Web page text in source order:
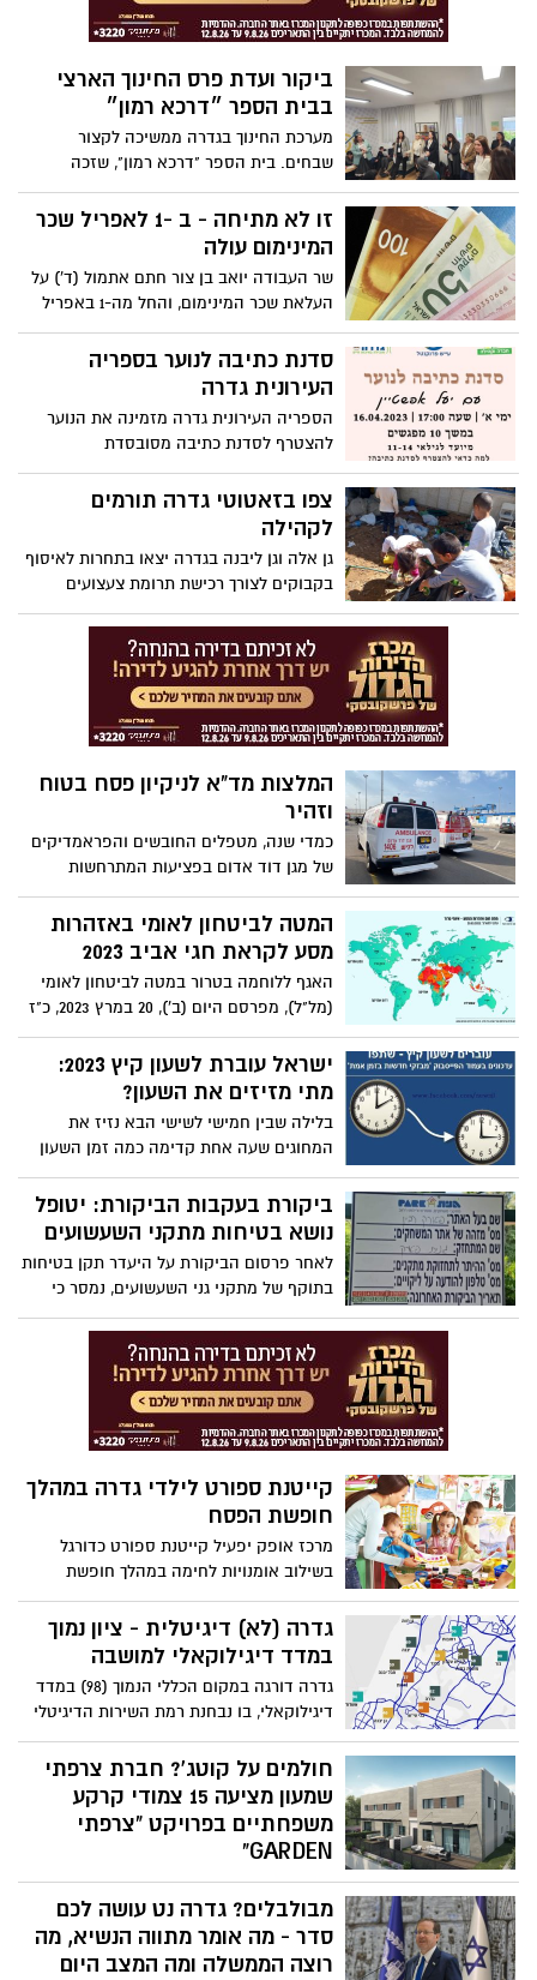
ביקור ועדת פרס החינוך הארצי
בבית הספר ״דרכא רמון״
מערכת החינוך בגדרה ממשיכה לקצור
שבחים. בית הספר "דרכא רמון", שזכה
לאחרונה בפרס החינוך המחוזי - המשיך
לפרס החינוך הארצי והציג בפני הוועדה את
עשייתו
זו לא מתיחה - ב -1 לאפריל שכר
המינימום עולה
שר העבודה יואב בן צור חתם אתמול (ד') על
העלאת שכר המינימום, והחל מה-1 באפריל
הוא יעמוד על 5,571.75 שקל - לעומת 5,300
שקל כיום. מדובר בהעלאה של 5% בשכר
המינימום ושל 272 שקל.
סדנת כתיבה לנוער בספריה
העירונית גדרה
הספריה העירונית גדרה מזמינה את הנוער
להצטרף לסדנת כתיבה מסובסדת
צפו בזאטוטי גדרה תורמים
לקהילה
גן אלה וגן ליבנה בגדרה יצאו בתחרות לאיסוף
בקבוקים לצורך רכישת תרומת צעצועים
למרכז הרפואי קפלן
המלצות מד"א לניקיון פסח בטוח
וזהיר
כמדי שנה, מטפלים החובשים והפראמדיקים
של מגן דוד אדום בפציעות המתרחשות
במהלך הניקיונות הקפדניים וההכנות לקראת
חג הפסח. על מנת לשמור על בריאות
האזרחים ולהימנע מסכנות נפוצות - מפרסם
מד"א את המדריך השלם לבטיחות בחג
המטה לביטחון לאומי באזהרות
מסע לקראת חגי אביב 2023
האגף ללוחמה בטרור במטה לביטחון לאומי
(מל"ל), מפרסם היום (ב'), 20 במרץ 2023, כ"ז
באדר תשפ"ג, את הערכת המצב וסטטוס
אזהרות המסע לרגל חגי אביב 2023
ישראל עוברת לשעון קיץ 2023:
מתי מזיזים את השעון?
בלילה שבין חמישי לשישי הבא נזיז את
המחוגים שעה אחת קדימה כמה זמן השעון
יימשך ומה ההבדל ביחס למדינות העולם?
ביקורת בעקבות הביקורת: יטופל
נושא בטיחות מתקני השעשועים
לאחר פרסום הביקורת על היעדר תקן בטיחות
בתוקף של מתקני גני השעשועים, נמסר כי
בקרוב יוסדר הנושא והמתקנים ייבדקו כנדרש
קייטנת ספורט לילדי גדרה במהלך
חופשת הפסח
מרכז אופק יפעיל קייטנת ספורט כדורגל
בשילוב אומנויות לחימה במהלך חופשת
הפסח לילדי גדרה
גדרה (לא) דיגיטלית - ציון נמוך
במדד דיגילוקאלי למושבה
גדרה דורגה במקום הכללי הנמוך (98) במדד
דיגילוקאלי, בו נבחנת רמת השירות הדיגיטלי
לתושב של המועצות והעיריות
חולמים על קוטג'? חברת צרפתי
שמעון מציעה 15 צמודי קרקע
משפחתיים בפרויקט "צרפתי
GARDEN"
חברת צרפתי שמעון מוציאה לשיווק את
שהיא בונה בשכונת נאות אשכול החדשה בגן
יבנה, ומציעה למכירה 15 יחידות דיור צמודות
מבולבלים? גדרה נט עושה לכם
סדר - מה אומר מתווה הנשיא, מה
רוצה הממשלה ומה המצב היום